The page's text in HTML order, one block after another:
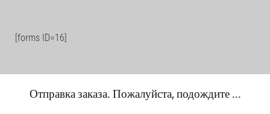
[forms ID=16]
Отправка заказа. Пожалуйста, подождите ...